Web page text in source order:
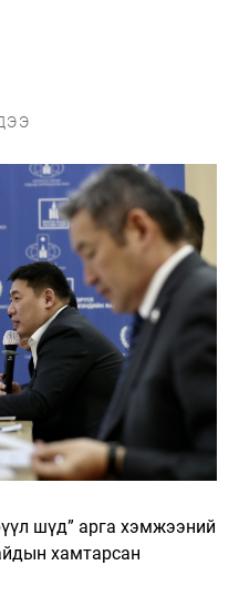
шүд” арга хэмжээний
хамтарсан